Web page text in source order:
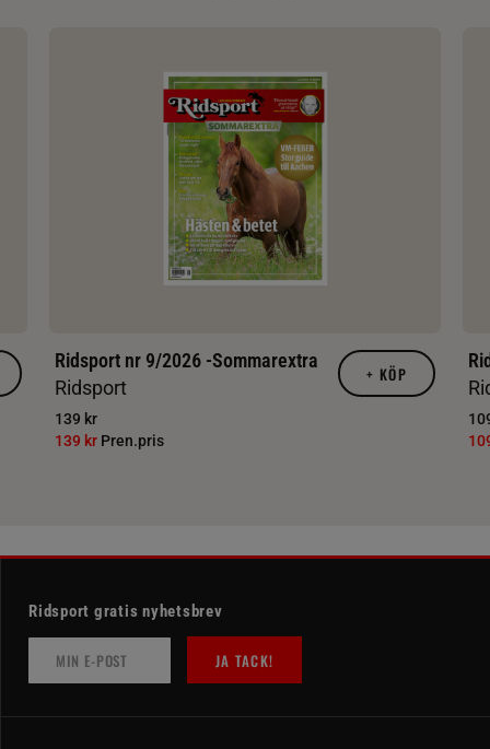
Ridsport nr 9/2026 -Sommarextra
Ridsport
139 kr
139 kr Pren.pris
+ KÖP
Ridsport gratis nyhetsbrev
JA TACK!